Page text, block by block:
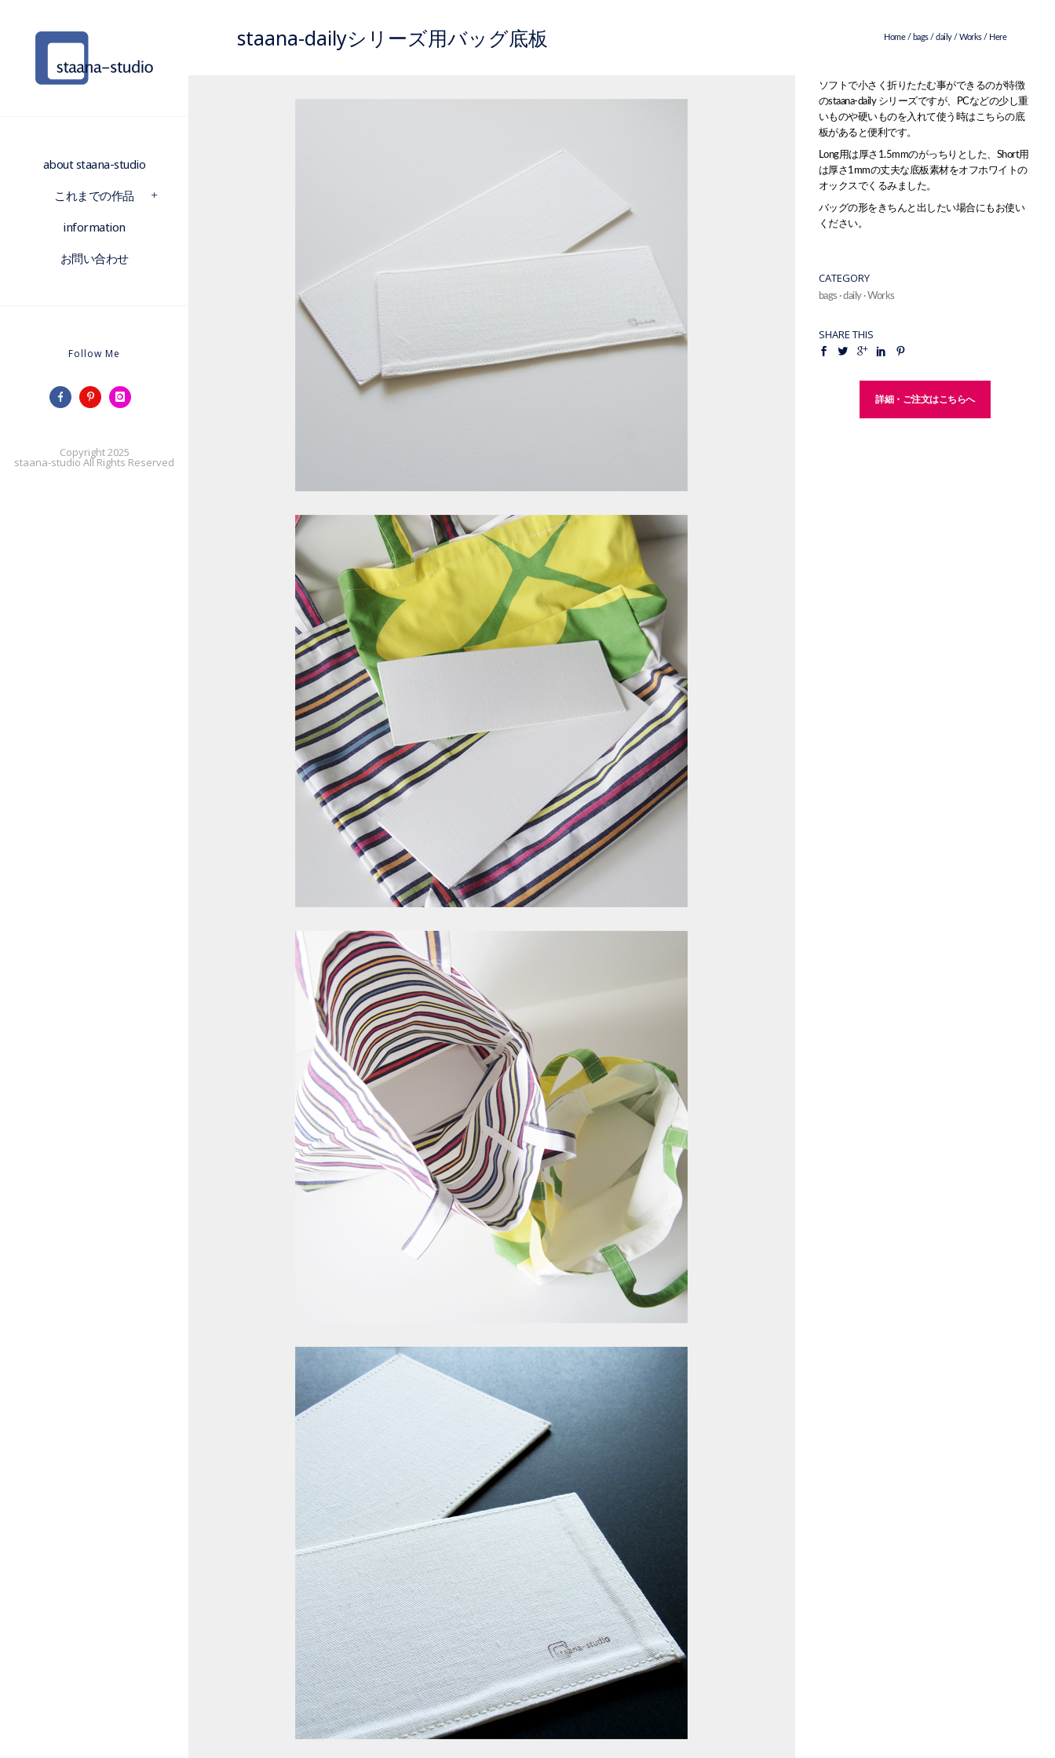
about staana-studio
これまでの作品
information
お問い合わせ
Follow Me
Copyright 2025
staana-studio All Rights Reserved
staana-dailyシリーズ用バッグ底板 Home/ bags/ daily/ Works/ Here
ソフトで小さく折りたたむ事ができるのが特徴
のstaana-daily シリーズですが、PCなどの少し重
いものや硬いものを入れて使う時はこちらの底
板があると便利です。
Long用は厚さ1.5mmのがっちりとした、Short用
は厚さ1mmの丈夫な底板素材をオフホワイトの
オックスでくるみました。
バッグの形をきちんと出したい場合にもお使い
ください。
CATEGORY
bags ·daily·Works
SHARE THIS
詳細・ご注文はこちらへ